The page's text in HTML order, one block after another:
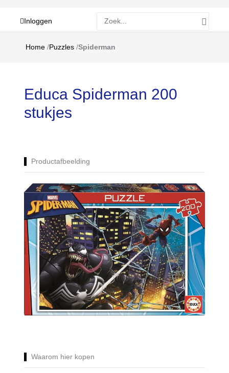
Inloggen
naar:
Home /Puzzles /Spiderman
Educa Spiderman 200
stukjes
Productafbeelding
Waarom hier kopen